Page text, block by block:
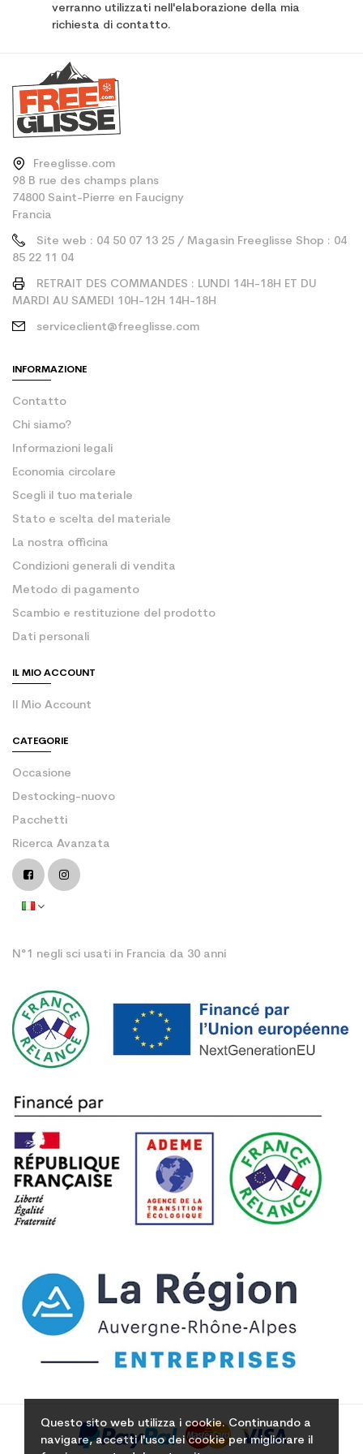
Questo sito web utilizza i cookie. Continuando a
navigare, accetti l'uso dei cookie per migliorare il
verranno utilizzati nell'elaborazione della mia
richiesta di contatto.
Freeglisse.com
98 B rue des champs plans
74800 Saint-Pierre en Faucigny
Francia
Site web : 04 50 07 13 25 / Magasin Freeglisse Shop : 04
85 22 11 04
RETRAIT DES COMMANDES : LUNDI 14H-18H ET DU
MARDI AU SAMEDI 10H-12H 14H-18H
serviceclient@freeglisse.com
INFORMAZIONE
Contatto
Chi siamo?
Informazioni legali
Economia circolare
Scegli il tuo materiale
Stato e scelta del materiale
La nostra officina
Condizioni generali di vendita
Metodo di pagamento
Scambio e restituzione del prodotto
Dati personali
IL MIO ACCOUNT
Il Mio Account
CATEGORIE
Occasione
Destocking-nuovo
Pacchetti
Ricerca Avanzata
N°1 negli sci usati in Francia da 30 anni